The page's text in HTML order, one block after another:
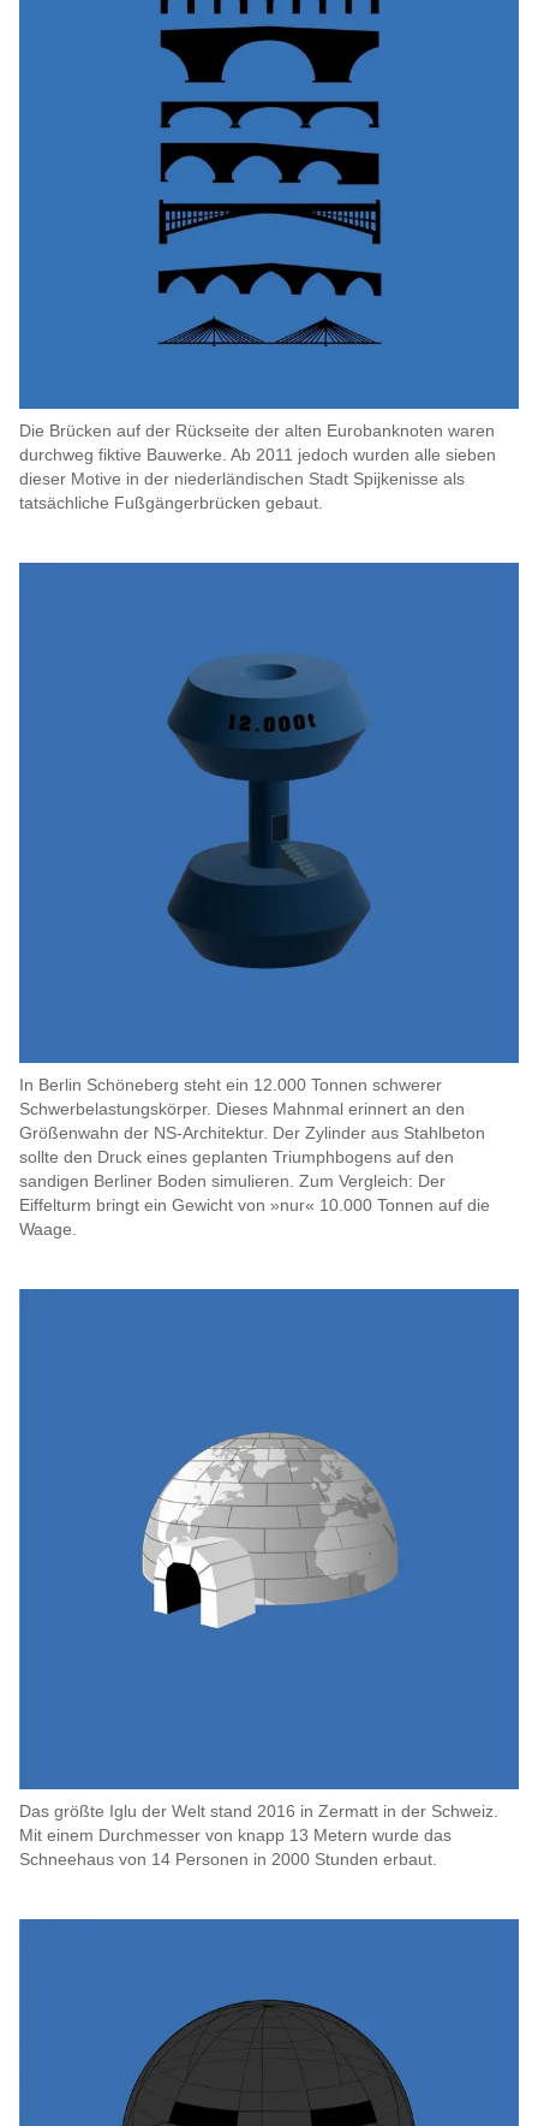
Die Brücken auf der Rückseite der alten Eurobanknoten waren
durchweg fiktive Bauwerke. Ab 2011 jedoch wurden alle sieben
dieser Motive in der niederländischen Stadt Spijkenisse als
tatsächliche Fußgängerbrücken gebaut.
In Berlin Schöneberg steht ein 12.000 Tonnen schwerer
Schwerbelastungskörper. Dieses Mahnmal erinnert an den
Größenwahn der NS-Architektur. Der Zylinder aus Stahlbeton
sollte den Druck eines geplanten Triumphbogens auf den
sandigen Berliner Boden simulieren. Zum Vergleich: Der
Eiffelturm bringt ein Gewicht von »nur« 10.000 Tonnen auf die
Waage.
Das größte Iglu der Welt stand 2016 in Zermatt in der Schweiz.
Mit einem Durchmesser von knapp 13 Metern wurde das
Schneehaus von 14 Personen in 2000 Stunden erbaut.